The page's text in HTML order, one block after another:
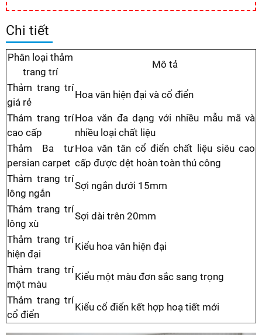
Chi tiết
Phân loại thảm
trang trí
Mô tả
Thảm trang trí
giá rẻ
Hoa văn hiện đại và cổ điển
Thảm trang trí
cao cấp
Hoa văn đa dạng với nhiều mẫu mã và
nhiều loại chất liệu
Thảm Ba tư
persian carpet
Hoa văn tân cổ điển chất liệu siêu cao
cấp được dệt hoàn toàn thủ công
Thảm trang trí
lông ngắn
Sợi ngắn dưới 15mm
Thảm trang trí
lông xù
Sợi dài trên 20mm
Thảm trang trí
hiện đại
Kiểu hoa văn hiện đại
Thảm trang trí
một màu
Kiểu một màu đơn sắc sang trọng
Thảm trang trí
cổ điển
Kiểu cổ điển kết hợp hoạ tiết mới